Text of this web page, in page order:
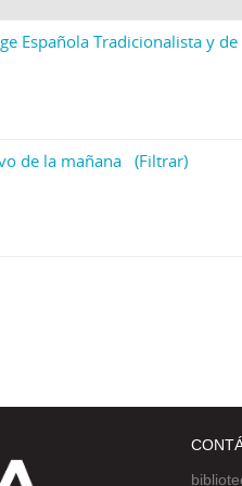
Española Tradicionalista y de
de la mañana (Filtrar)